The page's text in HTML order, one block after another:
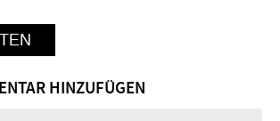
HINZUFÜGEN